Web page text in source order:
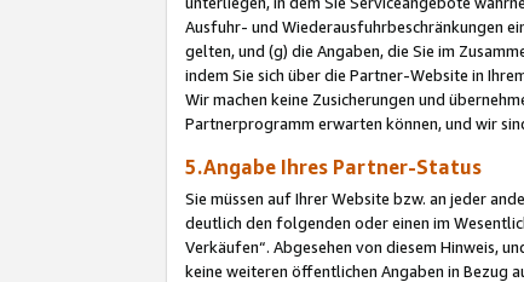
Ausfuhr- und Wiederausfuhrbeschränkungen
gelten, und (g) die Angaben, die Sie im
indem Sie sich über die Partner-Website in
Wir machen keine Zusicherungen und
Partnerprogramm erwarten können, und wir
5.Angabe Ihres Partner-Status
Sie müssen auf Ihrer Website bzw. an jeder
deutlich den folgenden oder einen im
Verkäufen“. Abgesehen von diesem Hinweis,
keine weiteren öffentlichen Angaben in Bezug